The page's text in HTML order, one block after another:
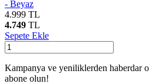
- Beyaz
4.999 TL
4.749 TL
Sepete Ekle
Kampanya ve yeniliklerden haberdar
abone olun!